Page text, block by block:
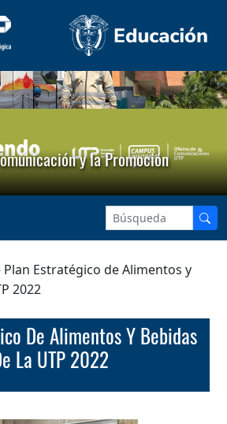
y la Promoción
Plan Estratégico de Alimentos y
2022
La UTP 2022